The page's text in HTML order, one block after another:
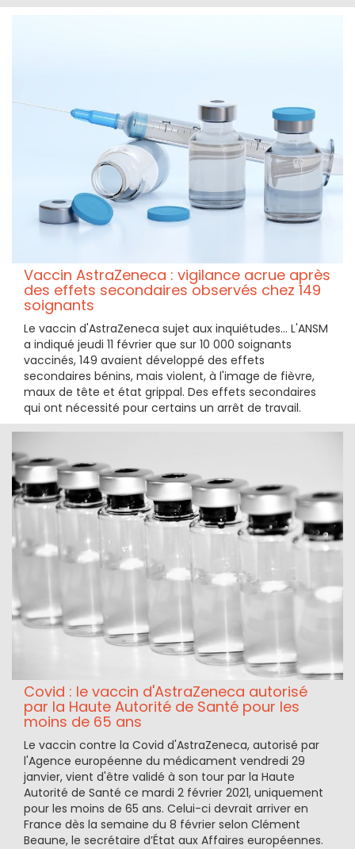
Vaccin AstraZeneca : vigilance acrue après
des effets secondaires observés chez 149
soignants
Le vaccin d'AstraZeneca sujet aux inquiétudes... L'ANSM
a indiqué jeudi 11 février que sur 10 000 soignants
vaccinés, 149 avaient développé des effets
secondaires bénins, mais violent, à l'image de fièvre,
maux de tête et état grippal. Des effets secondaires
qui ont nécessité pour certains un arrêt de travail.
Covid : le vaccin d'AstraZeneca autorisé
par la Haute Autorité de Santé pour les
moins de 65 ans
Le vaccin contre la Covid d'AstraZeneca, autorisé par
l'Agence européenne du médicament vendredi 29
janvier, vient d'être validé à son tour par la Haute
Autorité de Santé ce mardi 2 février 2021, uniquement
pour les moins de 65 ans. Celui-ci devrait arriver en
France dès la semaine du 8 février selon Clément
Beaune, le secrétaire d’État aux Affaires européennes.